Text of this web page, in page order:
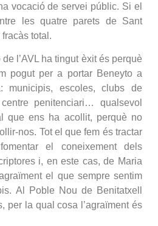
vocació de servei públic. Si el
les quatre parets de Sant
total.
l’AVL ha tingut èxit és perquè
pogut per a portar Beneyto a
municipis, escoles, clubs de
penitenciari… qualsevol
que ens ha acollit, perquè no
nos. Tot el que fem és tractar
el coneixement dels
i, en este cas, de Maria
el que sempre sentim
Al Poble Nou de Benitatxell
per la qual cosa l’agraïment és